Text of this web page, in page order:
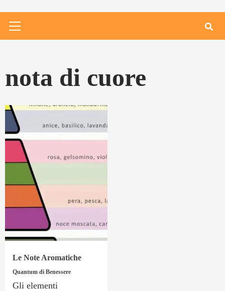
Menu
nota di cuore
Le Note Aromatiche
Quantum di Benessere
Gli elementi